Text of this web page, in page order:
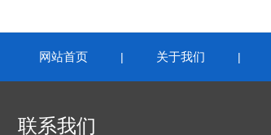
网站首页 | 关于我们 |
联系我们